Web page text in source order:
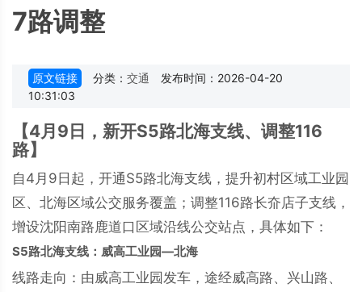
7路调整
原文链接 分类： 交通
发布时间：2026-04-20
10:31:03
【4月9日，新开S5路北海支线、调整116
路】
自4月9日起，开通S5路北海支线，提升初村区域工业园
区、北海区域公交服务覆盖；调整116路长夼店子支线，
增设沈阳南路鹿道口区域沿线公交站点，具体如下：
S5路北海支线：威高工业园—北海
线路走向：由威高工业园发车，途经威高路、兴山路、